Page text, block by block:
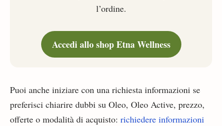
l’ordine.
Accedi allo shop Etna Wellness
Puoi anche iniziare con una richiesta informazioni se
preferisci chiarire dubbi su Oleo, Oleo Active, prezzo,
offerte o modalità di acquisto: richiedere informazioni